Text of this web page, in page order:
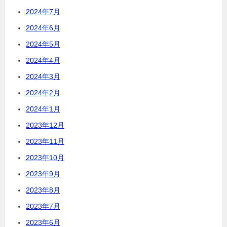
2024年7月
2024年6月
2024年5月
2024年4月
2024年3月
2024年2月
2024年1月
2023年12月
2023年11月
2023年10月
2023年9月
2023年8月
2023年7月
2023年6月